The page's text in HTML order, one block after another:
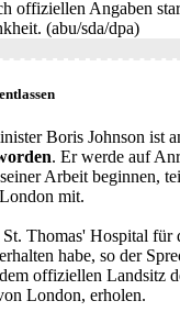
offiziellen Angaben
(abu/sda/dpa)
Boris Johnson ist
. Er werde auf
Arbeit beginnen,
mit.
Thomas' Hospital für
habe, so der
offiziellen Landsitz
London, erholen.